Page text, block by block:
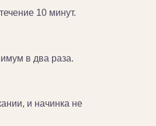
10 минут.
в два раза.
и начинка не